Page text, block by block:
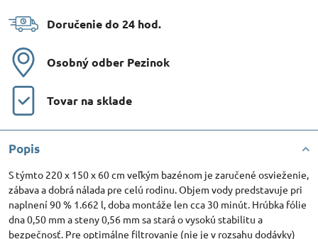
Doručenie do 24 hod​.
Osobný odber Pezinok
Tovar na sklade
Popis
S týmto 220 x 150 x 60 cm veľkým bazénom je zaručené osvieženie,
zábava a dobrá nálada pre celú rodinu. Objem vody predstavuje pri
naplnení 90 % 1.662 l, doba montáže len cca 30 minút. Hrúbka fólie
dna 0,50 mm a steny 0,56 mm sa stará o vysokú stabilitu a
bezpečnosť. Pre optimálne filtrovanie (nie je v rozsahu dodávky)